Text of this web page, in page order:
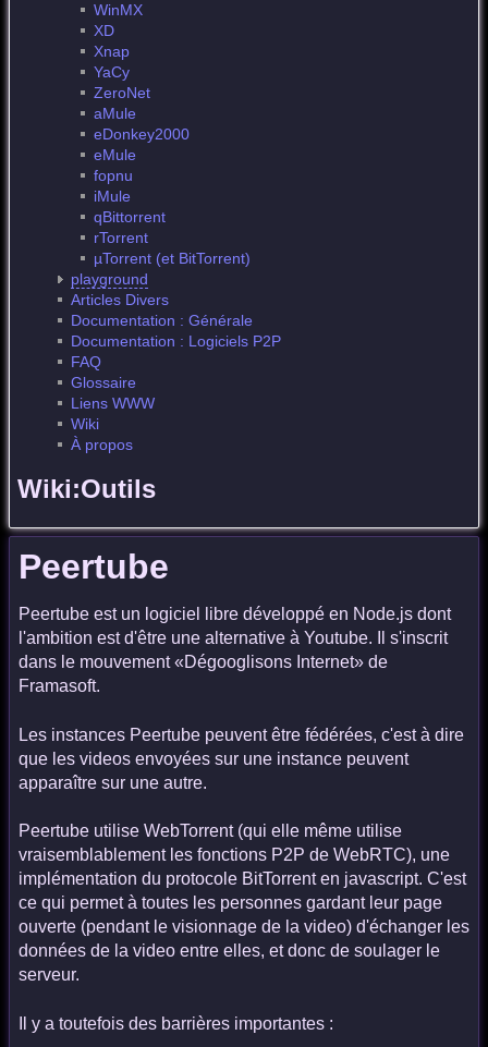
WinMX
XD
Xnap
YaCy
ZeroNet
aMule
eDonkey2000
eMule
fopnu
iMule
qBittorrent
rTorrent
µTorrent (et BitTorrent)
playground
Articles Divers
Documentation : Générale
Documentation : Logiciels P2P
FAQ
Glossaire
Liens WWW
Wiki
À propos
Wiki:Outils
Peertube
Peertube est un logiciel libre développé en Node.js dont
l'ambition est d'être une alternative à Youtube. Il s'inscrit
dans le mouvement «Dégooglisons Internet» de
Framasoft.
Les instances Peertube peuvent être fédérées, c'est à dire
que les videos envoyées sur une instance peuvent
apparaître sur une autre.
Peertube utilise WebTorrent (qui elle même utilise
vraisemblablement les fonctions P2P de WebRTC), une
implémentation du protocole BitTorrent en javascript. C'est
ce qui permet à toutes les personnes gardant leur page
ouverte (pendant le visionnage de la video) d'échanger les
données de la video entre elles, et donc de soulager le
serveur.
Il y a toutefois des barrières importantes :